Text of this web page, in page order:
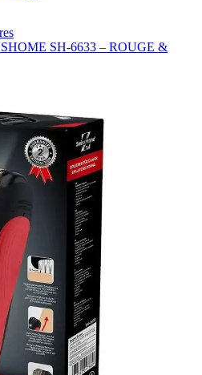
SH-6633 – ROUGE &